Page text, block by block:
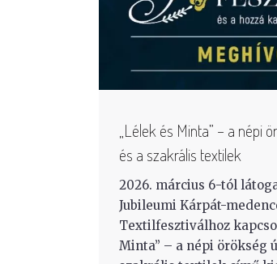
„Lélek és Minta” – a népi
és a szakrális textilek
2026. március 6-tól
Jubileumi Kárpát-
Textilfesztiválhoz
Minta” – a népi örökség